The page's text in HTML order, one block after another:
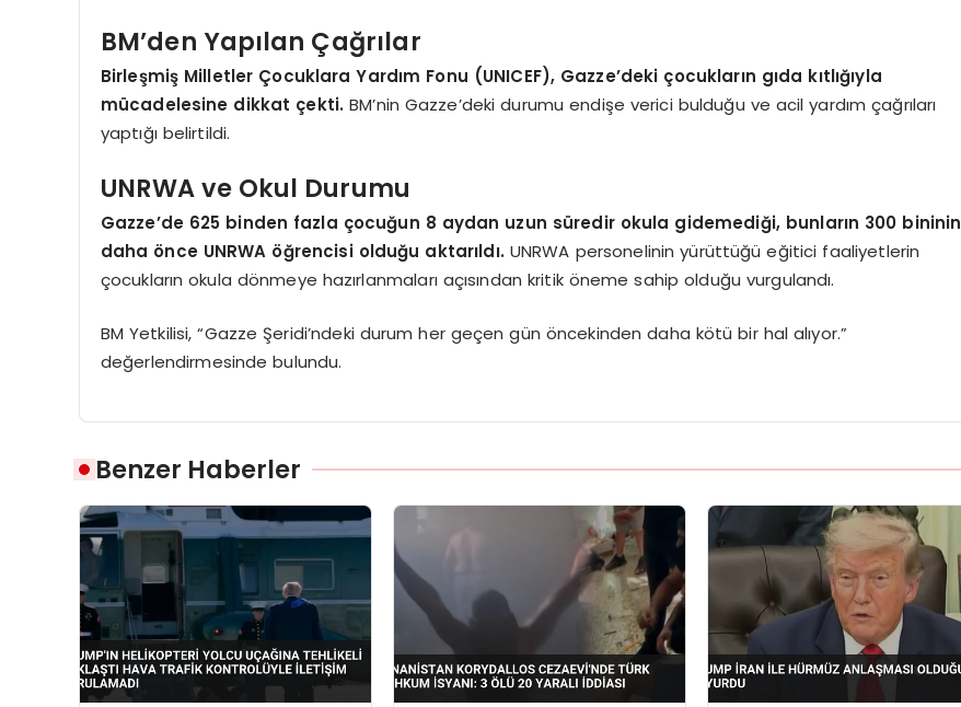
BM’den Yapılan Çağrılar
Birleşmiş Milletler Çocuklara Yardım Fonu (UNICEF), Gazze’deki çocukların gıda kıtlığıyla
mücadelesine dikkat çekti. BM’nin Gazze’deki durumu endişe verici bulduğu ve acil yardım çağrıları
yaptığı belirtildi.
UNRWA ve Okul Durumu
Gazze’de 625 binden fazla çocuğun 8 aydan uzun süredir okula gidemediği, bunların 300 bininin
daha önce UNRWA öğrencisi olduğu aktarıldı. UNRWA personelinin yürüttüğü eğitici faaliyetlerin
çocukların okula dönmeye hazırlanmaları açısından kritik öneme sahip olduğu vurgulandı.
BM Yetkilisi, “Gazze Şeridi’ndeki durum her geçen gün öncekinden daha kötü bir hal alıyor.”
değerlendirmesinde bulundu.
Benzer Haberler